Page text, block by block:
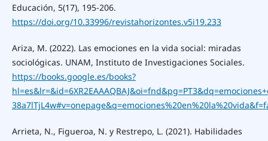
Educación, 5(17), 195-206.
https://doi.org/10.33996/revistahorizontes.v5i19.233
Ariza, M. (2022). Las emociones en la vida social: miradas
sociológicas. UNAM, Instituto de Investigaciones Sociales.
https://books.google.es/books?
Arrieta, N., Figueroa, N. y Restrepo, L. (2021). Habilidades